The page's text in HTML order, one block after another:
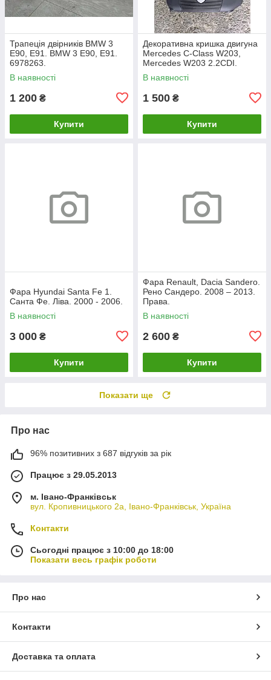
Трапеція двірників BMW 3
E90, E91. BMW 3 Е90, Е91.
6978263.
В наявності
1 200 ₴
Купити
Декоративна кришка двигуна
Mercedes C-Class W203,
Mercedes W203 2.2CDI.
A6460100467.
В наявності
1 500 ₴
Купити
Фара Hyundai Santa Fe 1.
Санта Фе. Ліва. 2000 - 2006.
В наявності
3 000 ₴
Купити
Фара Renault, Dacia Sandero.
Рено Сандеро. 2008 – 2013.
Права.
В наявності
2 600 ₴
Купити
Показати ще
Про нас
96% позитивних з 687 відгуків за рік
Працює з 29.05.2013
м. Івано-Франківськ
вул. Кропивницького 2а, Івано-Франківськ, Україна
Контакти
Сьогодні працює з 10:00 до 18:00
Показати весь графік роботи
Про нас
Контакти
Доставка та оплата